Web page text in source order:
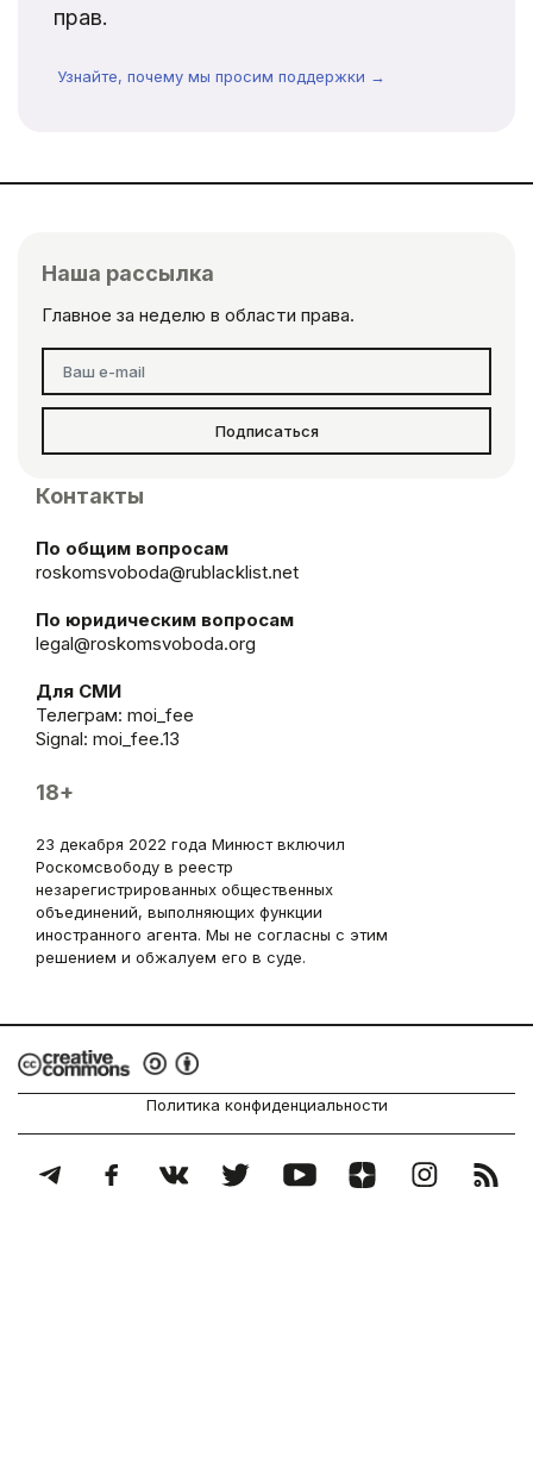
прав.
Узнайте, почему мы просим поддержки →
Наша рассылка
Главное за неделю в области права.
Подписаться
Контакты
По общим вопросам
roskomsvoboda@rublacklist.net
По юридическим вопросам
legal@roskomsvoboda.org
Для СМИ
Телеграм: moi_fee
Signal: moi_fee.13
18+
23 декабря 2022 года Минюст включил
Роскомсвободу в реестр
незарегистрированных общественных
объединений, выполняющих функции
иностранного агента. Мы не согласны с этим
решением и обжалуем его в суде.
Политика конфиденциальности